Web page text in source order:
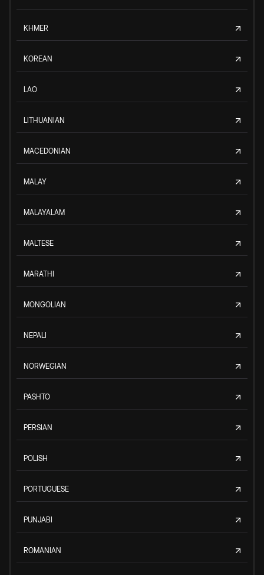
KHMER
KOREAN
LAO
LITHUANIAN
MACEDONIAN
MALAY
MALAYALAM
MALTESE
MARATHI
MONGOLIAN
NEPALI
NORWEGIAN
PASHTO
PERSIAN
POLISH
PORTUGUESE
PUNJABI
ROMANIAN